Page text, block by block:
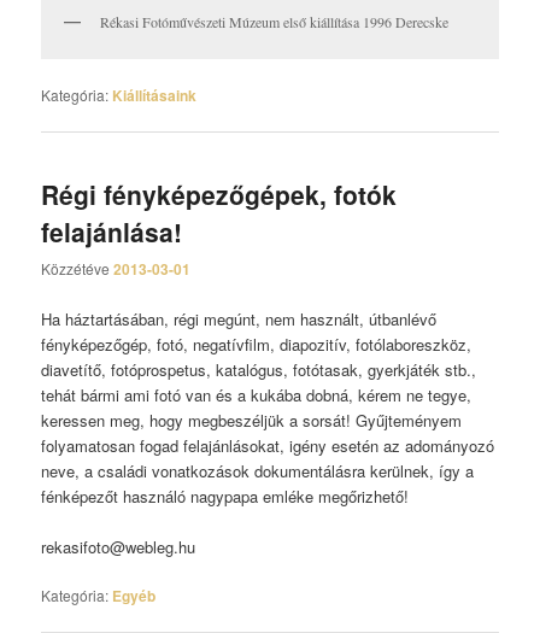
Rékasi Fotóművészeti Múzeum első kiállítása 1996 Derecske
Kategória: Kiállításaink
Régi fényképezőgépek, fotók
felajánlása!
Közzétéve2013-03-01
Ha háztartásában, régi megúnt, nem használt, útbanlévő
fényképezőgép, fotó, negatívfilm, diapozitív, fotólaboreszköz,
diavetítő, fotóprospetus, katalógus, fotótasak, gyerkjáték stb.,
tehát bármi ami fotó van és a kukába dobná, kérem ne tegye,
keressen meg, hogy megbeszéljük a sorsát! Gyűjteményem
folyamatosan fogad felajánlásokat, igény esetén az adományozó
neve, a családi vonatkozások dokumentálásra kerülnek, így a
fénképezőt használó nagypapa emléke megőrizhető!
rekasifoto@webleg.hu
Kategória: Egyéb